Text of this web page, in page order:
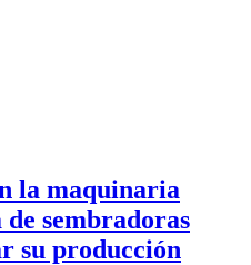
la maquinaria
sembradoras
su producción